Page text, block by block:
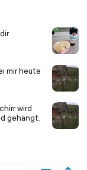
mir heute
wird
gehängt.